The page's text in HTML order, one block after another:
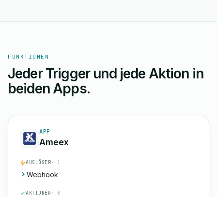
FUNKTIONEN
Jeder Trigger und jede Aktion in
beiden Apps.
APP
Ameex
AUSLÖSER· 1
Webhook
AKTIONEN · 8